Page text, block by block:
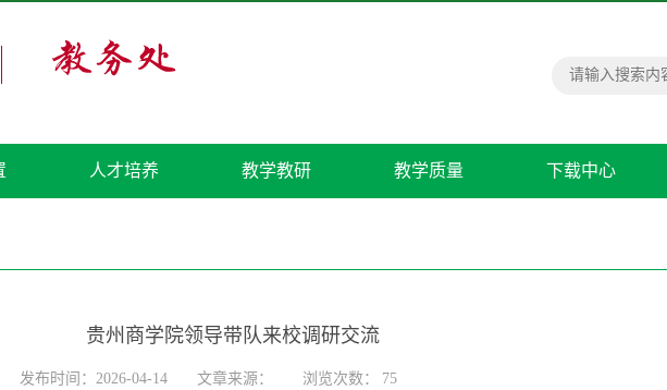
人才培养 教学教研 教学质量 下载中心
贵州商学院领导带队来校调研交流
发布时间：2026-04-14 文章来源： 浏览次数： 75